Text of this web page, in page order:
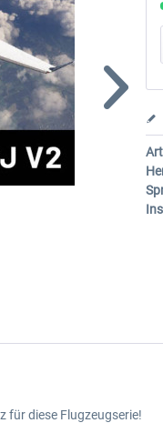
für diese Flugzeugserie!